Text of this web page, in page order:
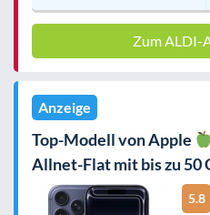
Zum ALDI-
Anzeige
Top-Modell von Apple
Allnet-Flat mit bis zu 50
5.8